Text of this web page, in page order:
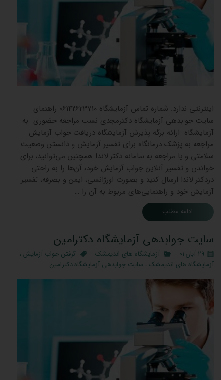
اینترنتی ندارد. شماره تماس آزمایشگاه 06142623710 راهنمای
سایت جوابدهی آزمایشگاه دکترمجدی نسب مراجعه حضوری به
آزمایشگاه ارائه برگه پذیرش آزمایشگاه دریافت جواب آزمایش
مراجعه به پزشک درمانگاه برای تفسیر آزمایش و دانستن وضعیت
سلامتی و یا مراجعه به سامانه دکتر لاندا همچنین می‌توانید، برای
خواندن و تفسیر آنلاین جواب آزمایش خود، آن‌ها را به راحتی
دردکتر لاندا ارسال کنید و بصورت اورژانسی، ایمن و بصرفه، تفسیر
آزمایش خود و راهنمایی‌های مربوط به آن را …
ادامه مطلب
سایت جوابدهی آزمایشگاه دکترامین
۲۹ آبان ۰۱ آزمایشگاه های اندیمشک گرفتن جواب آزمایش ،
آزمایشگاه های اندیمشک ، سایت جوابدهی آزمایشگاه دکترامین